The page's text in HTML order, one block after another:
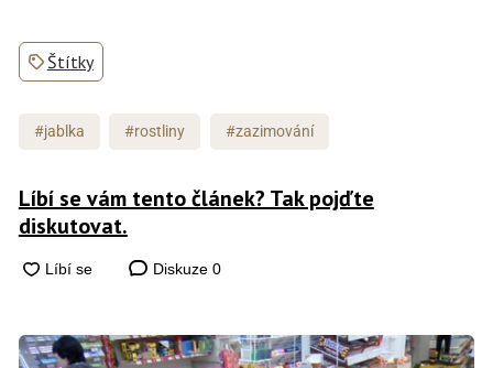
Štítky
#jablka #rostliny #zazimování
Líbí se vám tento článek? Tak pojďte
diskutovat.
Diskuze 0